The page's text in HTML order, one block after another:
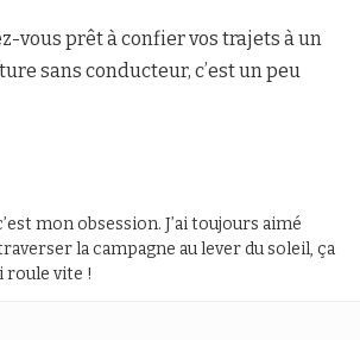
vous prêt à confier vos trajets à un
sans conducteur, c’est un peu
mon obsession. J’ai toujours aimé
la campagne au lever du soleil, ça
roule vite !